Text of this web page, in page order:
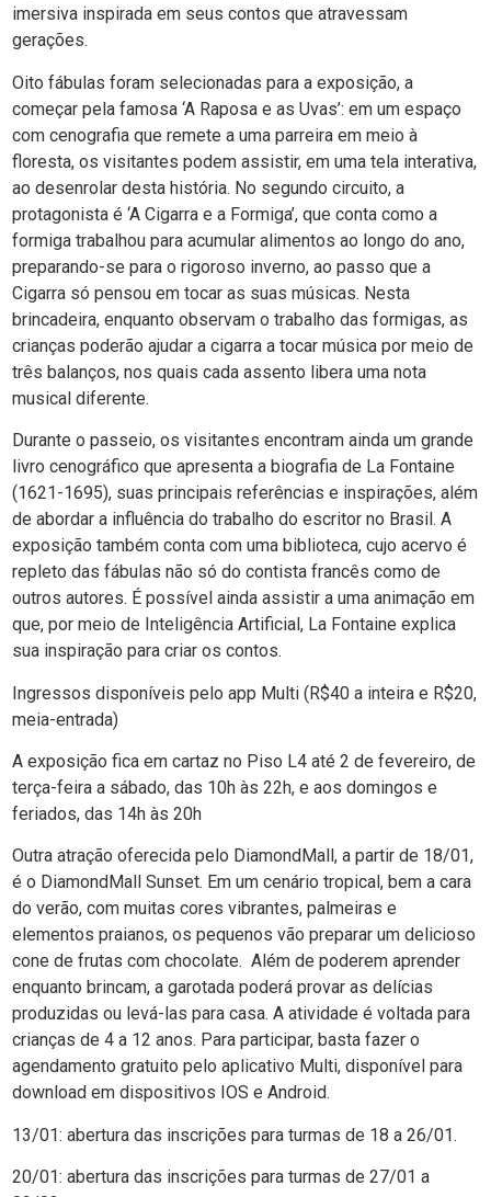
imersiva inspirada em seus contos que atravessam
gerações.
Oito fábulas foram selecionadas para a exposição, a
começar pela famosa ‘A Raposa e as Uvas’: em um espaço
com cenografia que remete a uma parreira em meio à
floresta, os visitantes podem assistir, em uma tela interativa,
ao desenrolar desta história. No segundo circuito, a
protagonista é ‘A Cigarra e a Formiga’, que conta como a
formiga trabalhou para acumular alimentos ao longo do ano,
preparando-se para o rigoroso inverno, ao passo que a
Cigarra só pensou em tocar as suas músicas. Nesta
brincadeira, enquanto observam o trabalho das formigas, as
crianças poderão ajudar a cigarra a tocar música por meio de
três balanços, nos quais cada assento libera uma nota
musical diferente.
Durante o passeio, os visitantes encontram ainda um grande
livro cenográfico que apresenta a biografia de La Fontaine
(1621-1695), suas principais referências e inspirações, além
de abordar a influência do trabalho do escritor no Brasil. A
exposição também conta com uma biblioteca, cujo acervo é
repleto das fábulas não só do contista francês como de
outros autores. É possível ainda assistir a uma animação em
que, por meio de Inteligência Artificial, La Fontaine explica
sua inspiração para criar os contos.
Ingressos disponíveis pelo app Multi (R$40 a inteira e R$20,
meia-entrada)
A exposição fica em cartaz no Piso L4 até 2 de fevereiro, de
terça-feira a sábado, das 10h às 22h, e aos domingos e
feriados, das 14h às 20h
Outra atração oferecida pelo DiamondMall, a partir de 18/01,
é o DiamondMall Sunset. Em um cenário tropical, bem a cara
do verão, com muitas cores vibrantes, palmeiras e
elementos praianos, os pequenos vão preparar um delicioso
cone de frutas com chocolate. Além de poderem aprender
enquanto brincam, a garotada poderá provar as delícias
produzidas ou levá-las para casa. A atividade é voltada para
crianças de 4 a 12 anos. Para participar, basta fazer o
agendamento gratuito pelo aplicativo Multi, disponível para
download em dispositivos IOS e Android.
13/01: abertura das inscrições para turmas de 18 a 26/01.
20/01: abertura das inscrições para turmas de 27/01 a